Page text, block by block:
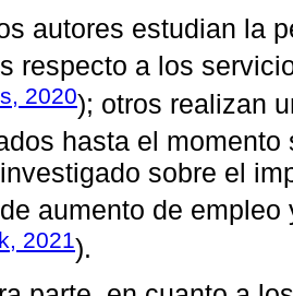
autores estudian la
respecto a los
2020); otros realizan
hasta el momento
sobre el
aumento de empleo
2021).